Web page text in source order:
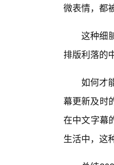
微表情，都
这种细
排版利落的
如何才
幕更新及时
在中文字幕
生活中，这